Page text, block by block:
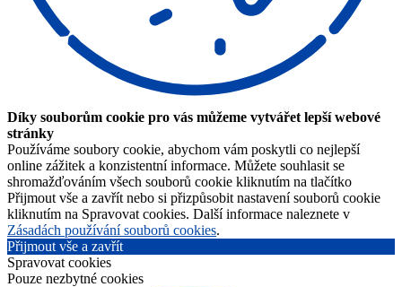
Díky souborům cookie pro vás můžeme vytvářet lepší webové
stránky
Používáme soubory cookie, abychom vám poskytli co nejlepší
online zážitek a konzistentní informace. Můžete souhlasit se
shromažďováním všech souborů cookie kliknutím na tlačítko
Přijmout vše a zavřít nebo si přizpůsobit nastavení souborů cookie
kliknutím na Spravovat cookies. Další informace naleznete v
Zásadách používání souborů cookies.
Přijmout vše a zavřít
Spravovat cookies
Pouze nezbytné cookies